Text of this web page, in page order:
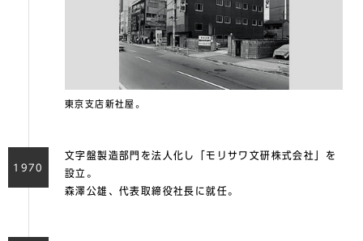
東京支店新社屋。
1970
文字盤製造部門を法人化し「モリサワ文研株式会社」を
設立。
森澤公雄、代表取締役社長に就任。